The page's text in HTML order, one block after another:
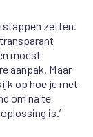
zetten.
moest
aanpak. Maar
op hoe je met
om na te
is.’